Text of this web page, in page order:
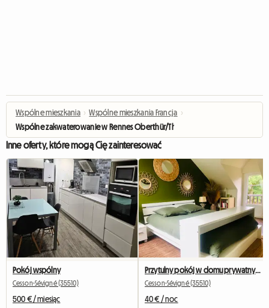
Wspólne mieszkania › Wspólne mieszkania Francja ›
Wspólne zakwaterowanie w Rennes Oberthür/Thabor
Inne oferty, które mogą Cię zainteresować
Pokój wspólny
Cesson-Sévigné (35510)
500 € / miesiąc
Przytulny pokój w domu prywatnym przy linii metra B
Cesson-Sévigné (35510)
40 € / noc